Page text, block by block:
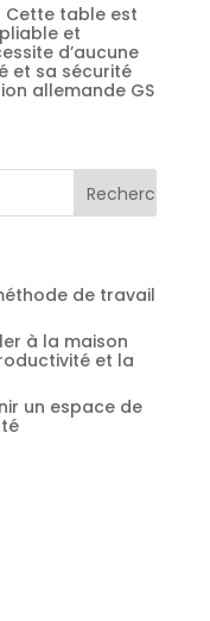
Cette table est
et
d’aucune
et sa sécurité
allemande GS
de travail
à la maison
et la
un espace de